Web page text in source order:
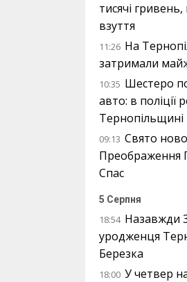
тисячі
взуття
11:26 На
затримали
10:35 Шестеро
авто: в поліції
Тернопільщині
09:13 Свято
Преображення
Спас
5 Серпня
18:54 Назавжди
уродженця
Березка
18:00 У четвер